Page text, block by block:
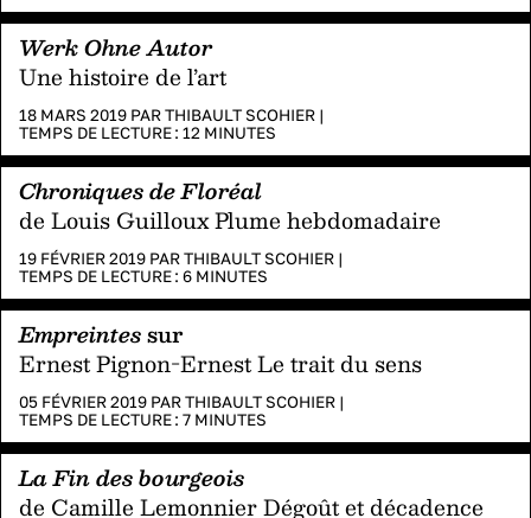
Werk Ohne Autor
Une histoire de l’art
18 MARS 2019 PARTHIBAULT SCOHIER |
TEMPS DE LECTURE : 12 MINUTES
Chroniques de Floréal
de Louis Guilloux Plume hebdomadaire
19 FÉVRIER 2019 PARTHIBAULT SCOHIER |
TEMPS DE LECTURE : 6 MINUTES
Empreintessur
Ernest Pignon-Ernest Le trait du sens
05 FÉVRIER 2019 PARTHIBAULT SCOHIER |
TEMPS DE LECTURE : 7 MINUTES
La Fin des bourgeois
de Camille Lemonnier Dégoût et décadence